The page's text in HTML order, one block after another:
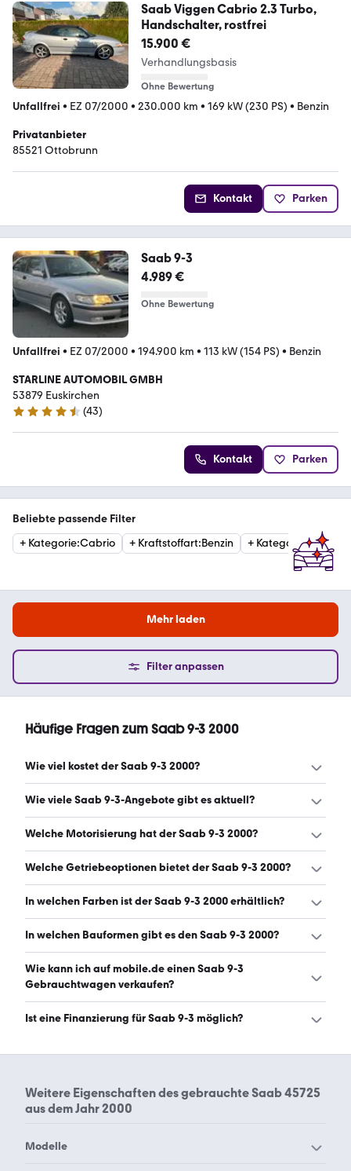
Saab Viggen Cabrio 2.3 Turbo,
Handschalter, rostfrei
15.900 €
Verhandlungsbasis
Ohne Bewertung
Unfallfrei • EZ 07/2000 • 230.000 km • 169 kW (230 PS) • Benzin
Privatanbieter
85521 Ottobrunn
Kontakt Parken
Saab 9-3
4.989 €
Ohne Bewertung
Unfallfrei • EZ 07/2000 • 194.900 km • 113 kW (154 PS) • Benzin
STARLINE AUTOMOBIL GMBH
53879 Euskirchen
4.7 Sterne
(43)
Kontakt Parken
Beliebte passende Filter
+ Kategorie:Cabrio + Kraftstoffart:Benzin + Kategorie:
Mehr laden
Filter anpassen
Häufige Fragen zum Saab 9-3 2000
Wie viel kostet der Saab 9-3 2000?
Ein guter Preis für einen Saab 9-3 2000 liegt zwischen
Wie viele Saab 9-3-Angebote gibt es aktuell?
Es gibt insgesamt 44 Saab 9-3 bei mobile.de, davon 44
Welche Motorisierung hat der Saab 9-3 2000?
Der Saab 9-3 2000 hat Leistungen zwischen 131 und 230
Welche Getriebeoptionen bietet der Saab 9-3 2000?
Der Saab 9-3 2000 ist mit manuellem und
In welchen Farben ist der Saab 9-3 2000 erhältlich?
Den Saab 9-3 2000 gibt es in folgenden Farben: schwarz,
9.8.2026)
In welchen Bauformen gibt es den Saab 9-3 2000?
Den Saab 9-3 2000 gibt es in folgenden Bauformen:
Cabrio. (Stand: 9.8.2026)
Wie kann ich auf mobile.de einen Saab 9-3
Gebrauchtwagen verkaufen?
Alle Informationen zum Verkauf an mobile.de-
Ist eine Finanzierung für Saab 9-3 möglich?
jeweiligen Angebotsseite berechnet werden.
Weitere Eigenschaften desgebrauchte Saab 45725
aus dem Jahr 2000
Modelle